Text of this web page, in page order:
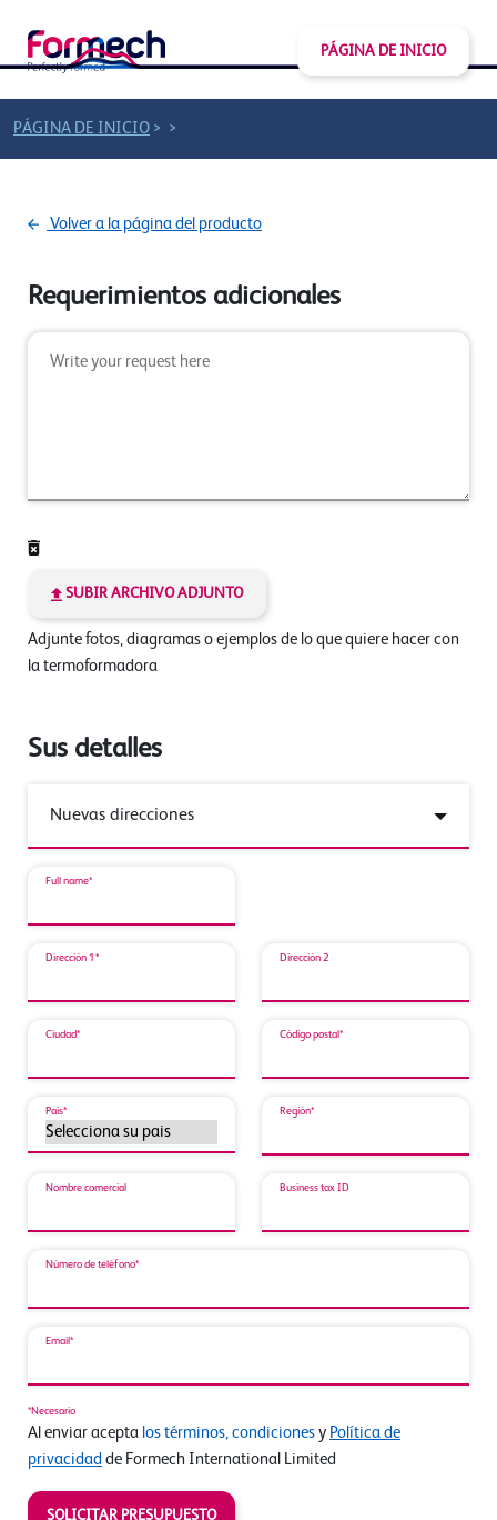
PÁGINA DE INICIO
PÁGINA DE INICIO > >
Volver a la página del producto
Requerimientos adicionales
SUBIR ARCHIVO ADJUNTO
Adjunte fotos, diagramas o ejemplos de lo que quiere hacer con
la termoformadora
Sus detalles
Full name*
Dirección 1* Dirección 2
Ciudad* Código postal*
País* Región*
Nombre comercial Business tax ID
Número de teléfono*
Email*
*Necesario
Al enviar acepta los términos, condiciones y Política de
privacidad de Formech International Limited
SOLICITAR PRESUPUESTO